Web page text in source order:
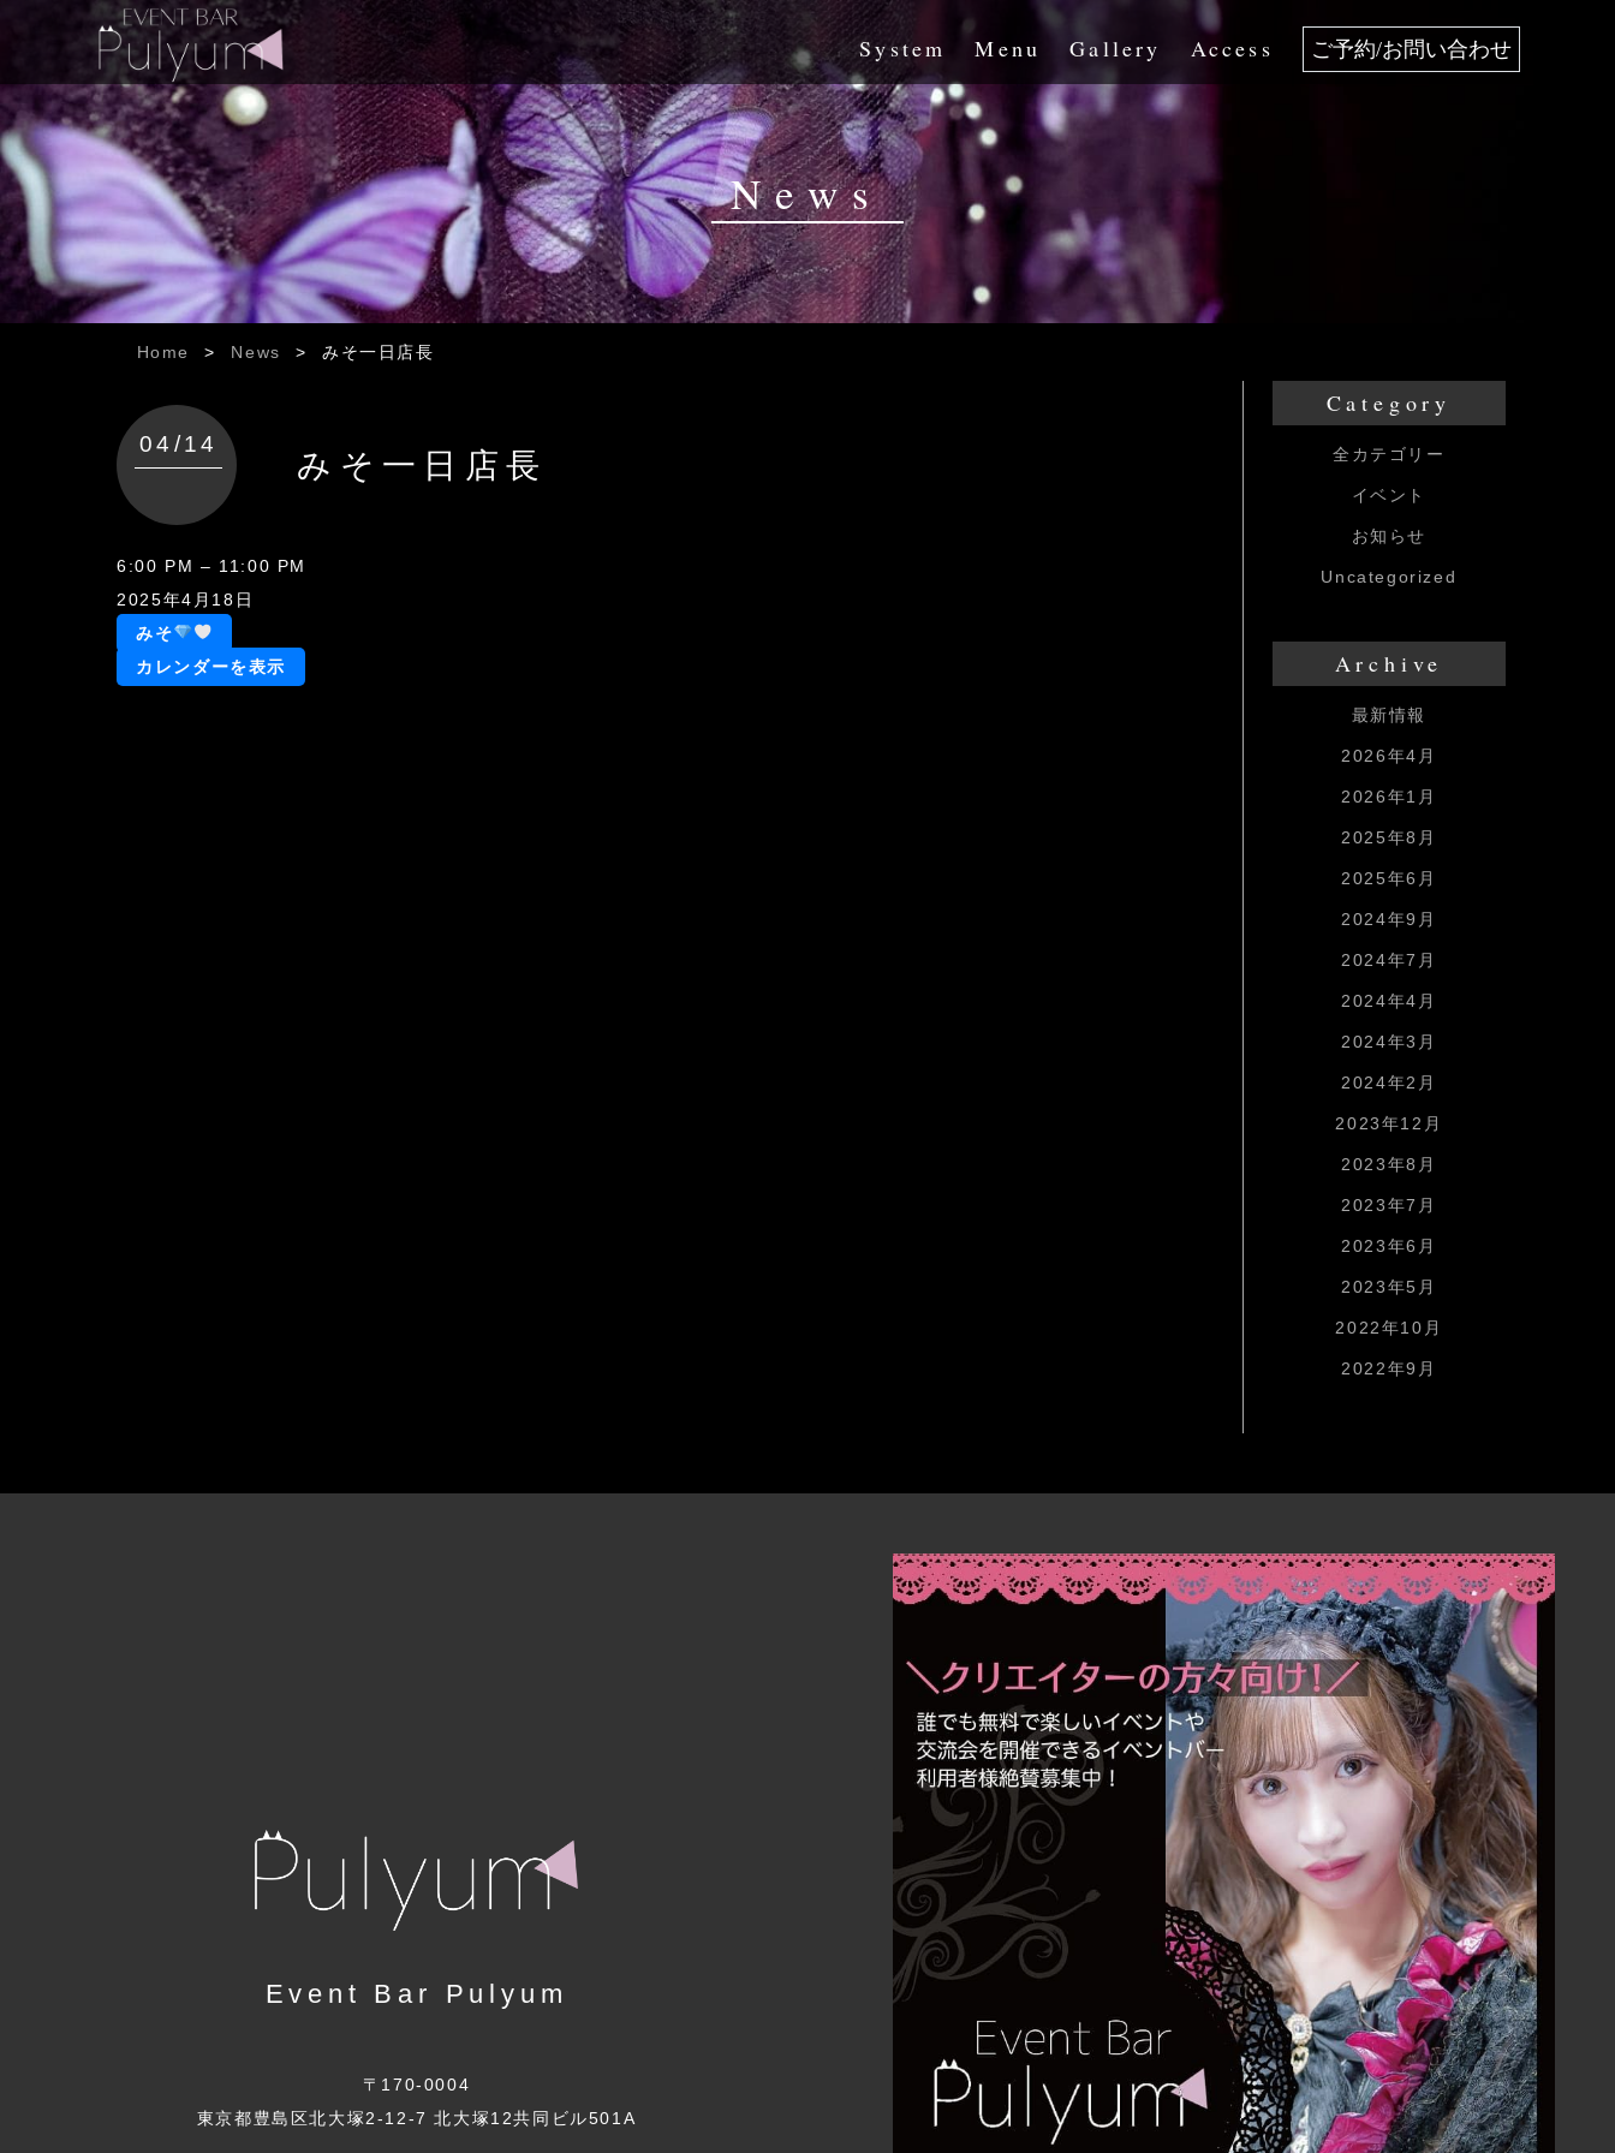
System Menu Gallery Access ご予約/お問い合わせ
News
Home > News > みそ一日店長
04/14
みそ一日店長
み
そ
6:00 PM – 11:00 PM
2025年4月18日
みそ
カレンダーを表示
Category
全カテゴリー
イベント
お知らせ
Uncategorized
Archive
最新情報
2026年4月
2026年1月
2025年8月
2025年6月
2024年9月
2024年7月
2024年4月
2024年3月
2024年2月
2023年12月
2023年8月
2023年7月
2023年6月
2023年5月
2022年10月
2022年9月
Event Bar Pulyum
〒170-0004
東京都豊島区北大塚2-12-7 北大塚12共同ビル501A